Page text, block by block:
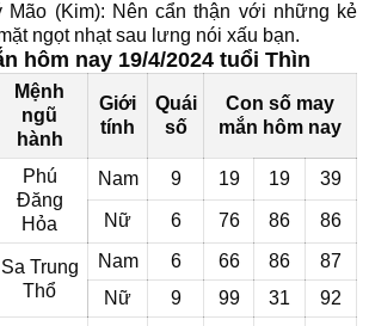
Mão (Kim): Nên cẩn thận với những kẻ
ngọt nhạt sau lưng nói xấu bạn.
hôm nay 19/4/2024 tuổi Thìn
Mệnh
ngũ
hành
Giới
tính
Quái
số
Con số may
mắn hôm nay
Phú
Đăng
Hỏa
Nam 9 19 19 39
Nữ 6 76 86 86
Sa Trung
Thổ
Nam 6 66 86
87
Nữ
9 99 31 92